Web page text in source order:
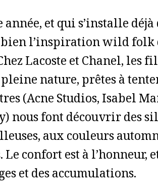
et qui s’installe
bien l’inspiration wild folk
Lacoste et Chanel, les
nature, prêtes à
(Acne Studios, Isabel
nous font découvrir des
aux couleurs
confort est à l’honneur,
et des accumulations.